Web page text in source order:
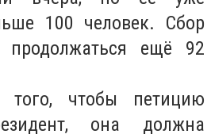
100 человек. Сбор
продолжаться ещё 92
чтобы петицию
она должна